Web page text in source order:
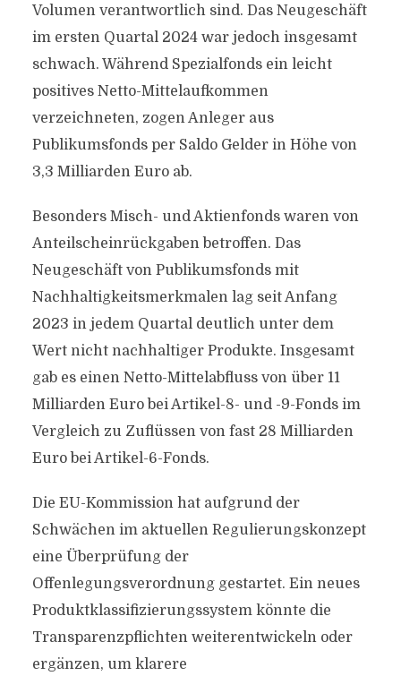
Volumen verantwortlich sind. Das Neugeschäft
im ersten Quartal 2024 war jedoch insgesamt
schwach. Während Spezialfonds ein leicht
positives Netto-Mittelaufkommen
verzeichneten, zogen Anleger aus
Publikumsfonds per Saldo Gelder in Höhe von
3,3 Milliarden Euro ab.
Besonders Misch- und Aktienfonds waren von
Anteilscheinrückgaben betroffen. Das
Neugeschäft von Publikumsfonds mit
Nachhaltigkeitsmerkmalen lag seit Anfang
2023 in jedem Quartal deutlich unter dem
Wert nicht nachhaltiger Produkte. Insgesamt
gab es einen Netto-Mittelabfluss von über 11
Milliarden Euro bei Artikel-8- und -9-Fonds im
Vergleich zu Zuflüssen von fast 28 Milliarden
Euro bei Artikel-6-Fonds.
Die EU-Kommission hat aufgrund der
Schwächen im aktuellen Regulierungskonzept
eine Überprüfung der
Offenlegungsverordnung gestartet. Ein neues
Produktklassifizierungssystem könnte die
Transparenzpflichten weiterentwickeln oder
ergänzen, um klarere